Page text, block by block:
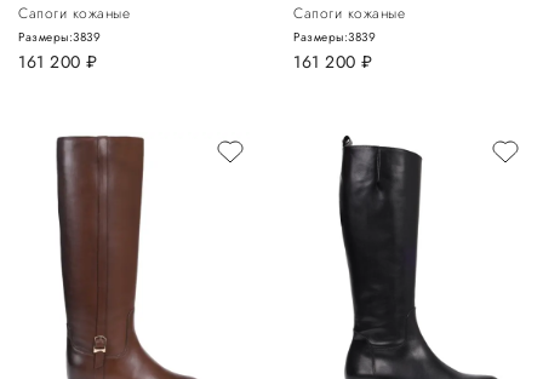
Сапоги кожаные
161 200 руб.
Размеры:3839
Сапоги кожаные
161 200 руб.
Размеры:3839